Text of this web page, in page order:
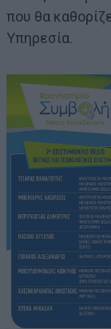
που θα
Υπηρεσία.